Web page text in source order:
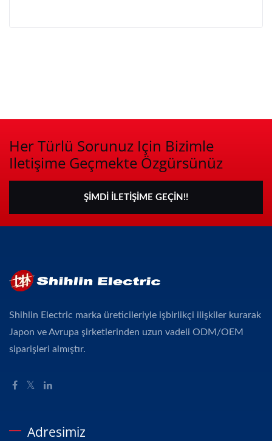
Her Türlü Sorunuz Için Bizimle
Iletişime Geçmekte Özgürsünüz
ŞIMDI İLETIŞIME GEÇIN!!
Shihlin Electric marka üreticileriyle işbirlikçi ilişkiler kurarak
Japon ve Avrupa şirketlerinden uzun vadeli ODM/OEM
siparişleri almıştır.
Adresimiz